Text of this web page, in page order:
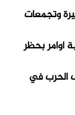
وتجمعات
اوامر بحظر
الحرب في